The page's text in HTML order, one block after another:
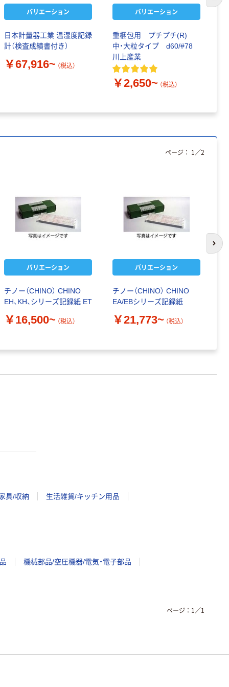
バリエーション
日本計量器工業 温湿度記録
計（検査成績書付き）
￥67,916~ （税込）
バリエーション
重梱包用 プチプチ(R)
中・大粒タイプ d60/#78
川上産業
￥2,650~ （税込）
次
バリエーション
チノー（CHINO） CHINO
EH、KH、シリーズ記録紙 ET
￥16,500~ （税込）
バリエーション
チノー（CHINO） CHINO
EA/EBシリーズ記録紙
￥21,773~ （税込）
ページ： 1 ／2
次
具/収納 生活雑貨/キッチン用品
機械部品/空圧機器/電気・電子部品
ページ： 1 ／1